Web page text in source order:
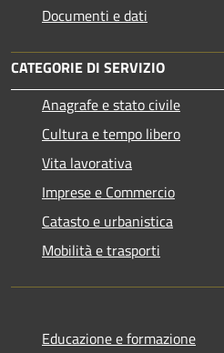
Documenti e dati
CATEGORIE DI SERVIZIO
Anagrafe e stato civile
Cultura e tempo libero
Vita lavorativa
Imprese e Commercio
Catasto e urbanistica
Mobilità e trasporti
Educazione e formazione